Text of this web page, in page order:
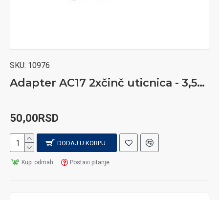
SKU: 10976
Adapter AC17 2xčinč uticnica - 3,5mm st.utikač
50,00RSD
DODAJ U KORPU
Kupi odmah Postavi pitanje